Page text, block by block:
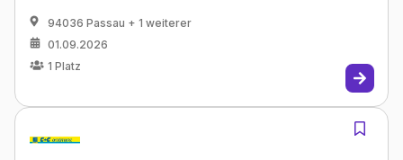
94036 Passau + 1 weiterer
01.09.2026
1 Platz